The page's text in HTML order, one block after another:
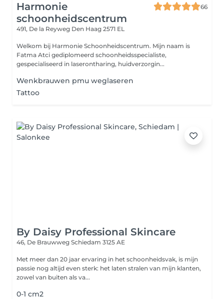
Harmonie
schoonheidscentrum
66
491, De la Reyweg Den Haag 2571 EL
Welkom bij Harmonie Schoonheidscentrum. Mijn naam is
Fatma Atci gediplomeerd schoonheidsspecialiste,
gespecialiseerd in laserontharing, huidverzorgin...
Wenkbrauwen pmu weglaseren
Tattoo
By Daisy Professional Skincare
46, De Brauwweg Schiedam 3125 AE
Met meer dan 20 jaar ervaring in het schoonheidsvak, is mijn
passie nog altijd even sterk: het laten stralen van mijn klanten,
zowel van buiten als va...
0-1 cm2